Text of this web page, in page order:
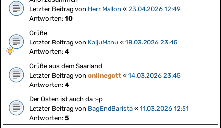
Letzter Beitrag von Herr Mallon « 23.04.2026 12:49
Antworten: 10
Grüße
Letzter Beitrag von KaijuManu « 18.03.2026 23:45
Antworten: 4
Grüße aus dem Saarland
Letzter Beitrag von onlinegott « 14.03.2026 23:45
Antworten: 4
Der Osten ist auch da :-p
Letzter Beitrag von BagEndBarista « 11.03.2026 12:51
Antworten: 5